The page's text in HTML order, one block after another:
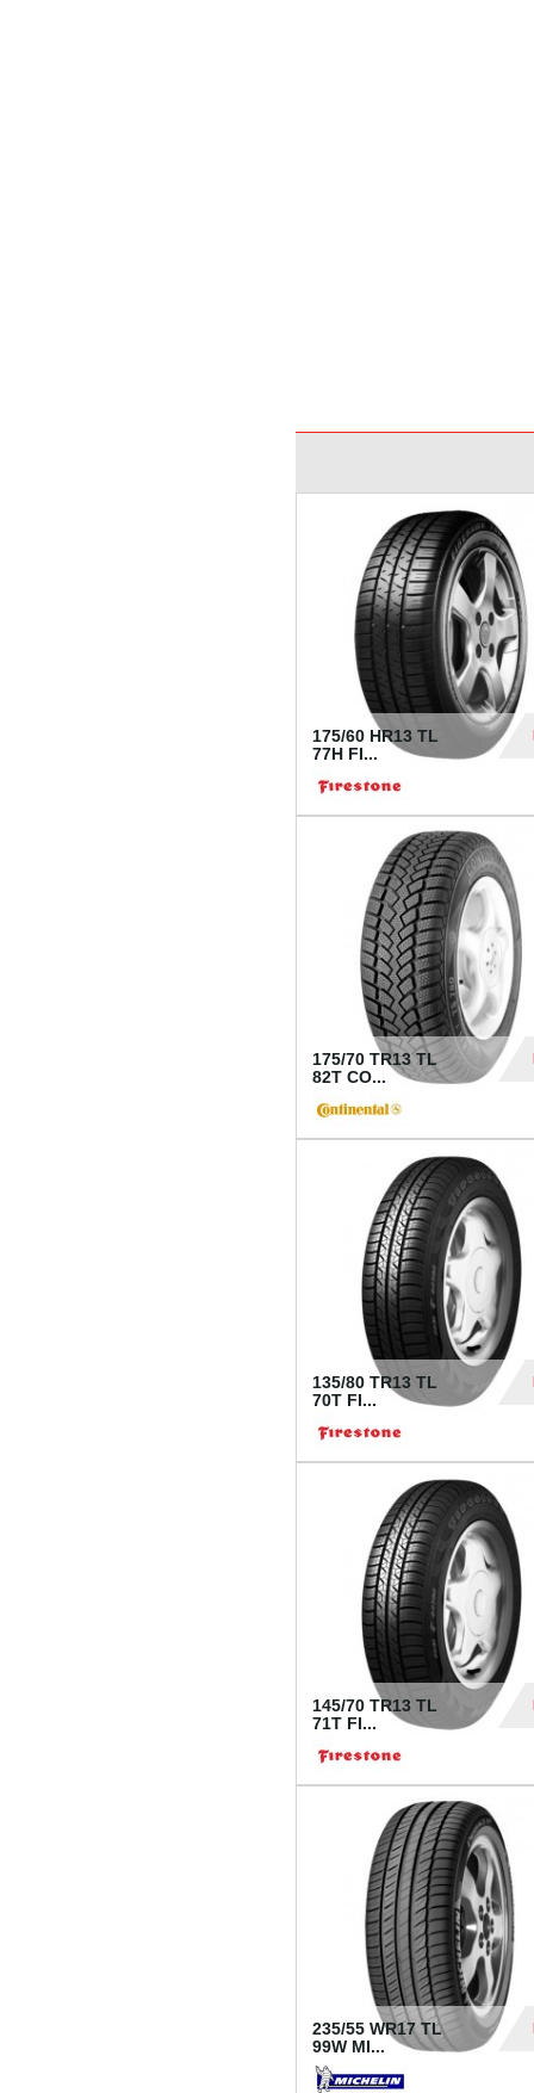
175/60 HR13 TL
77H FI...
175/70 TR13 TL
82T CO...
135/80 TR13 TL
70T FI...
145/70 TR13 TL
71T FI...
235/55 WR17 TL
99W MI...